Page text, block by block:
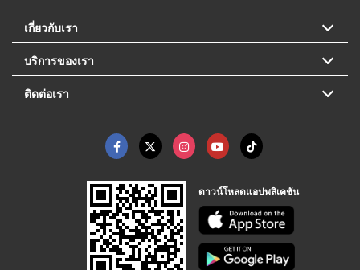
เกี่ยวกับเรา
บริการของเรา
ติดต่อเรา
ดาวน์โหลดแอปพลิเคชัน